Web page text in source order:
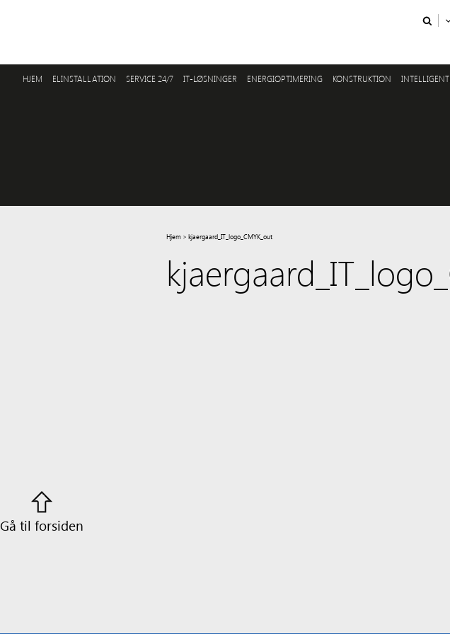
HJEM ELINSTALLATION SERVICE 24/7 IT-LØSNINGER ENERGIOPTIMERING KONSTRUKTION
Gå til forsiden
Hjem > kjaergaard_IT_logo_CMYK_out